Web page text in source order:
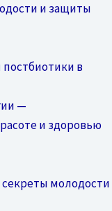
и защиты
в
—
и здоровью
молодости